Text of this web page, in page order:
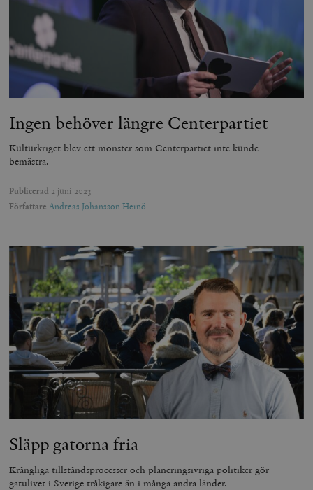
Ingen behöver längre Centerpartiet
Kulturkriget blev ett monster som Centerpartiet inte kunde
bemästra.
Publicerad 2 juni 2023
Författare Andreas Johansson Heinö
Släpp gatorna fria
Krångliga tillståndsprocesser och planeringsivriga politiker gör
gatulivet i Sverige tråkigare än i många andra länder.